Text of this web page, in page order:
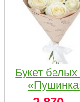
Букет белых